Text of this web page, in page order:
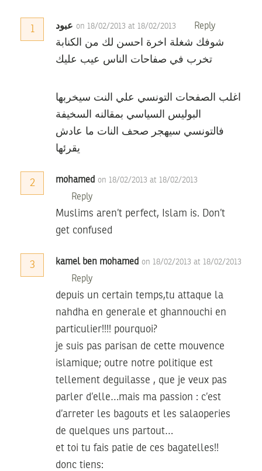
1 عبود on 18/02/2013 at 18/02/2013 Reply
شوفك شغلة اخرة احسن لك من الكنابة
تخرب في صفاحات الناس عيب عليك
اغلب الصفحات التونسي علي النت سيخربها
البوليس السياسي بمقالنه السخيفة
فالتونسي سيهجر صحف النات ما عادش
يقرئها
2 mohamed on 18/02/2013 at 18/02/2013
Reply
Muslims aren’t perfect, Islam is. Don’t
get confused
3 kamel ben mohamed on 18/02/2013 at 18/02/2013
Reply
depuis un certain temps,tu attaque la
nahdha en generale et ghannouchi en
particulier!!!! pourquoi?
je suis pas parisan de cette mouvence
islamique; outre notre politique est
tellement deguilasse , que je veux pas
parler d’elle…mais ma passion : c’est
d’arreter les bagouts et les salaoperies
de quelques uns partout…
et toi tu fais patie de ces bagatelles!!
donc tiens: